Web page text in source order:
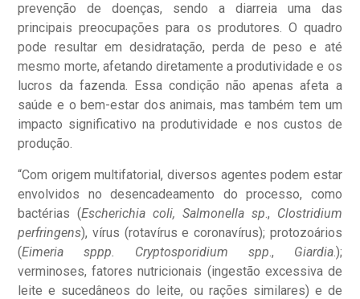
prevenção de doenças, sendo a diarreia uma das
principais preocupações para os produtores. O quadro
pode resultar em desidratação, perda de peso e até
mesmo morte, afetando diretamente a produtividade e os
lucros da fazenda. Essa condição não apenas afeta a
saúde e o bem-estar dos animais, mas também tem um
impacto significativo na produtividade e nos custos de
produção.
“Com origem multifatorial, diversos agentes podem estar
envolvidos no desencadeamento do processo, como
bactérias (Escherichia coli, Salmonella sp., Clostridium
perfringens), vírus (rotavírus e coronavírus); protozoários
(Eimeria sppp. Cryptosporidium spp., Giardia.);
verminoses, fatores nutricionais (ingestão excessiva de
leite e sucedâneos do leite, ou rações similares) e de